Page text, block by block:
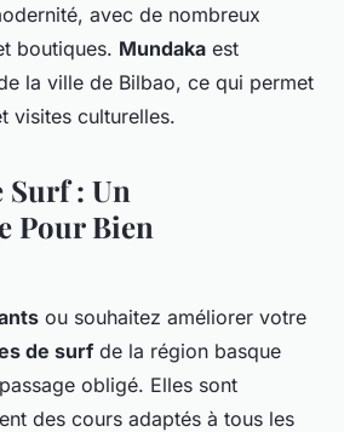
avec de nombreux
boutiques. Mundaka est
la ville de Bilbao, ce qui permet
visites culturelles.
Surf : Un
Pour Bien
ou souhaitez améliorer votre
de surf de la région basque
obligé. Elles sont
des cours adaptés à tous les